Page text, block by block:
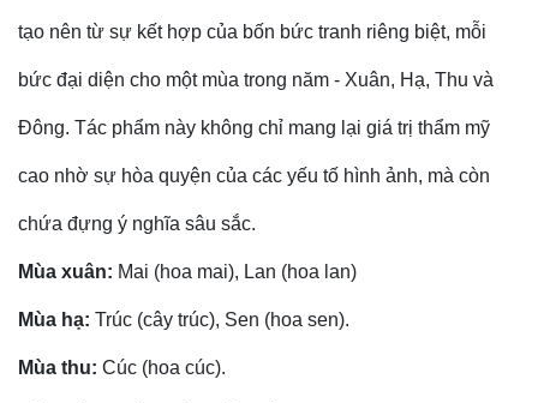
tạo nên từ sự kết hợp của bốn bức tranh riêng biệt, mỗi
bức đại diện cho một mùa trong năm - Xuân, Hạ, Thu và
Đông. Tác phẩm này không chỉ mang lại giá trị thẩm mỹ
cao nhờ sự hòa quyện của các yếu tố hình ảnh, mà còn
chứa đựng ý nghĩa sâu sắc.
Mùa xuân: Mai (hoa mai), Lan (hoa lan)
Mùa hạ: Trúc (cây trúc), Sen (hoa sen).
Mùa thu: Cúc (hoa cúc).